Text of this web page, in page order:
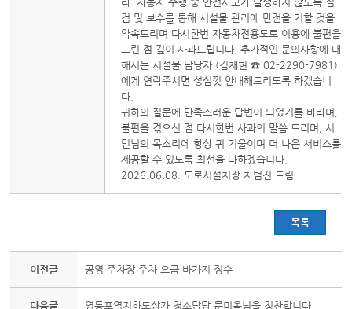
검 및 보수를 통해 시설물 관리에 만전을 기할 것을
약속드리며 다시한번 자동차전용도로 이용에 불편을
드린 점 깊이 사과드립니다. 추가적인 문의사항에 대
해서는 시설물 담당자 (김채현 ☎ 02-2290-7981)
에게 연락주시면 성심껏 안내해드리도록 하겠습니
다.
귀하의 질문에 만족스러운 답변이 되었기를 바라며,
불편을 겪으신 점 다시한번 사과의 말씀 드리며, 시
민님의 목소리에 항상 귀 기울이며 더 나은 서비스를
제공할 수 있도록 최선을 다하겠습니다.
2026.06.08. 도로시설처장 차범진 드림
목록
이전글 공영 주차장 주차 요금 바가지 징수
다음글 영등포역지하도상가 청소담당 문미옥님을 칭찬합니다.